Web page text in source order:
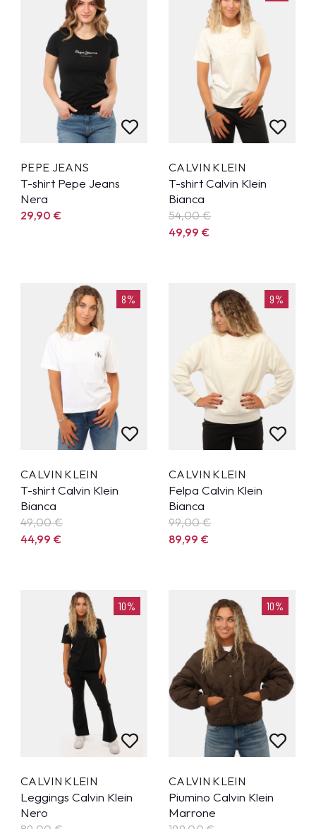
PEPE JEANS
T-shirt Pepe Jeans
Nera
29,90€
CALVIN KLEIN
T-shirt Calvin Klein
Bianca
54,00 €
49,99€
8%
CALVIN KLEIN
T-shirt Calvin Klein
Bianca
49,00 €
44,99€
9%
CALVIN KLEIN
Felpa Calvin Klein
Bianca
99,00 €
89,99€
10%
CALVIN KLEIN
Leggings Calvin Klein
Nero
10%
CALVIN KLEIN
Piumino Calvin Klein
Marrone